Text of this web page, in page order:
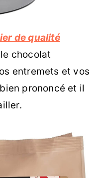
de qualité
chocolat
entremets et vos
prononcé et il